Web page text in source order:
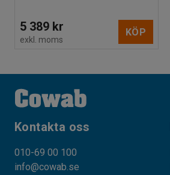
5 389 kr
exkl. moms
KÖP
Kontakta oss
010-69 00 100
info@cowab.se